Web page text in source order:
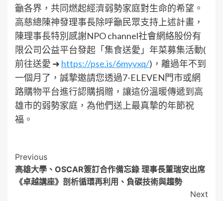
籲各界，共同燃起經濟弱勢家庭對生命的希望。
高慈總陳神發理事長除呼籲民眾支持上述計畫，
陳理事長特別感謝NPO channel社會網絡股份有
限公司公益平台發起「集食送愛」年菜募集活動(
前往送愛 ➜ https://pse.is/6myvxq/)，離過年不到
一個月了，誠摯邀請您透過7-ELEVEN門市或網
路購物平台進行認購捐贈，讓這份溫暖傳遞到高
雄市的弱勢家庭，為他們送上最真摯的年節祝
福。
Post
Navigation
Previous
高雄大學、OSCAR簽訂合作備忘錄 理事長董瑞安出席
《卓越講座》剖析循環再利用、負碳技術與趨勢
Next